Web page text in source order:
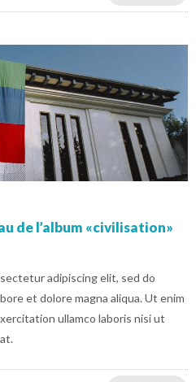
de l’album «civilisation»
adipiscing elit, sed do
et dolore magna aliqua. Ut enim
ullamco laboris nisi ut